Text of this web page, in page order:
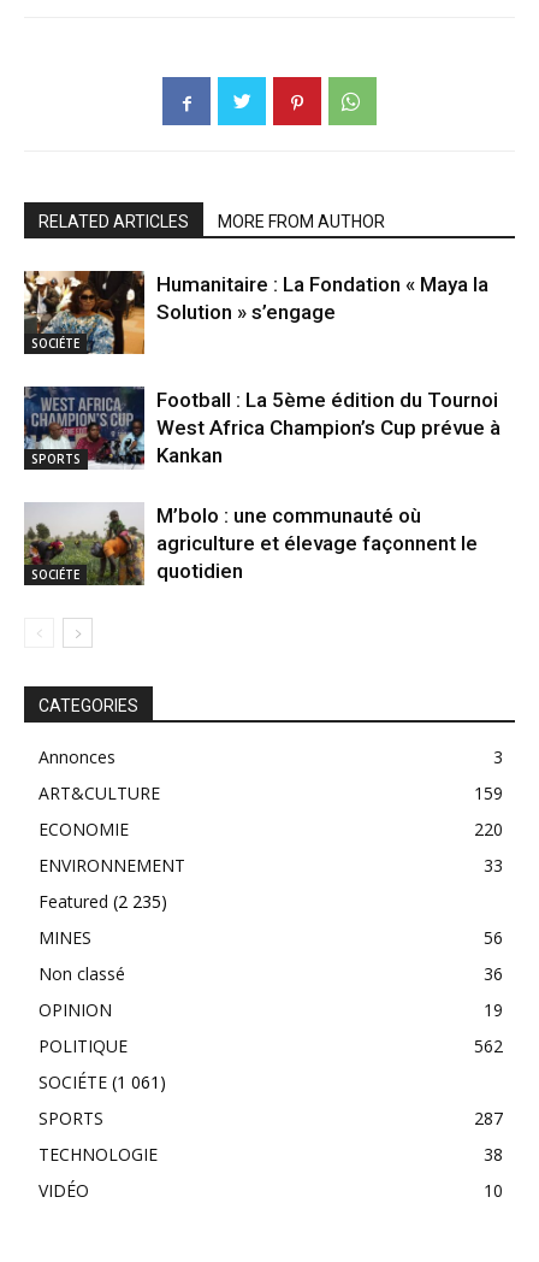
RELATED ARTICLES MORE FROM AUTHOR
SOCIÉTE
Humanitaire : La Fondation « Maya la
Solution » s’engage
SPORTS
Football : La 5ème édition du Tournoi
West Africa Champion’s Cup prévue à
Kankan
SOCIÉTE
M’bolo : une communauté où
agriculture et élevage façonnent le
quotidien
CATEGORIES
Annonces
3
ART&CULTURE
159
ECONOMIE
220
ENVIRONNEMENT
33
Featured (2 235)
MINES
56
Non classé
36
OPINION
19
POLITIQUE
562
SOCIÉTE (1 061)
SPORTS
287
TECHNOLOGIE
38
VIDÉO
10